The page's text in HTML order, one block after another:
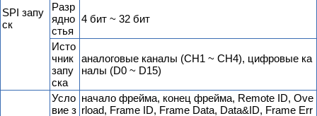
SPI запу
ск
Разр
ядно
стья
4 бит ~ 32 бит
Исто
чник
запу
ска
аналоговые каналы (CH1 ~ CH4), цифровые ка
налы (D0 ~ D15)
Усло
вие з
начало фрейма, конец фрейма, Remote ID, Ove
rload, Frame ID, Frame Data, Data&ID, Frame Err